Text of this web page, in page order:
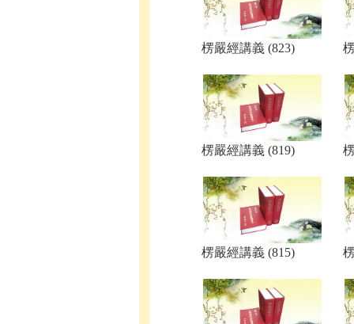
楞嚴經講義 (823)
楞嚴經講義 (819)
楞嚴經講義 (815)